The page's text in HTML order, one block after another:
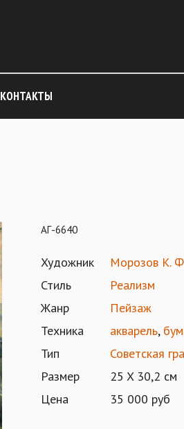
КОНТАКТЫ
АГ-6640
Художник
Морозов К.
Стиль
Реализм
Жанр
Пейзаж
Техника
акварель,
Тип
Советская
Размер
25 X 30,2 см
Цена
35 000 руб